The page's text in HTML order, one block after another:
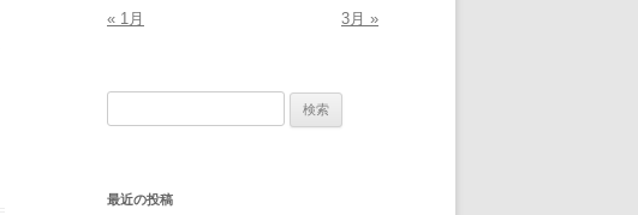
« 1月
3月 »
最近の投稿